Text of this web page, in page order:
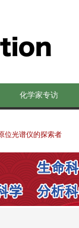
化学家专访
位光谱仪的探索者